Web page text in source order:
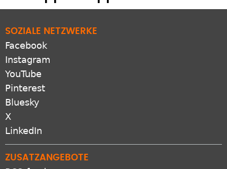
SOZIALE NETZWERKE
Facebook
Instagram
YouTube
Pinterest
Bluesky
X
LinkedIn
ZUSATZANGEBOTE